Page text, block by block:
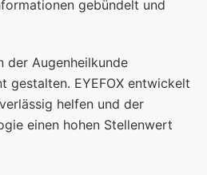
gebündelt und
der Augenheilkunde
gestalten. EYEFOX entwickelt
helfen und der
einen hohen Stellenwert